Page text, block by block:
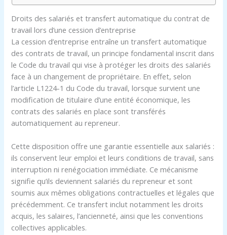
Droits des salariés et transfert automatique du contrat de
travail lors d’une cession d’entreprise
La cession d’entreprise entraîne un transfert automatique
des contrats de travail, un principe fondamental inscrit dans
le Code du travail qui vise à protéger les droits des salariés
face à un changement de propriétaire. En effet, selon
l’article L1224-1 du Code du travail, lorsque survient une
modification de titulaire d’une entité économique, les
contrats des salariés en place sont transférés
automatiquement au repreneur.
Cette disposition offre une garantie essentielle aux salariés :
ils conservent leur emploi et leurs conditions de travail, sans
interruption ni renégociation immédiate. Ce mécanisme
signifie qu’ils deviennent salariés du repreneur et sont
soumis aux mêmes obligations contractuelles et légales que
précédemment. Ce transfert inclut notamment les droits
acquis, les salaires, l’ancienneté, ainsi que les conventions
collectives applicables.